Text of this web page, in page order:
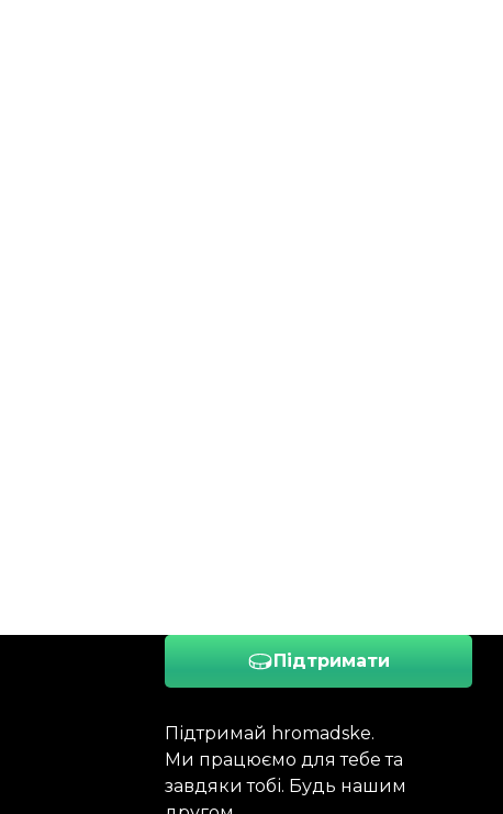
Підтримати
Підтримай hromadske.
Ми працюємо для тебе та
завдяки тобі. Будь нашим